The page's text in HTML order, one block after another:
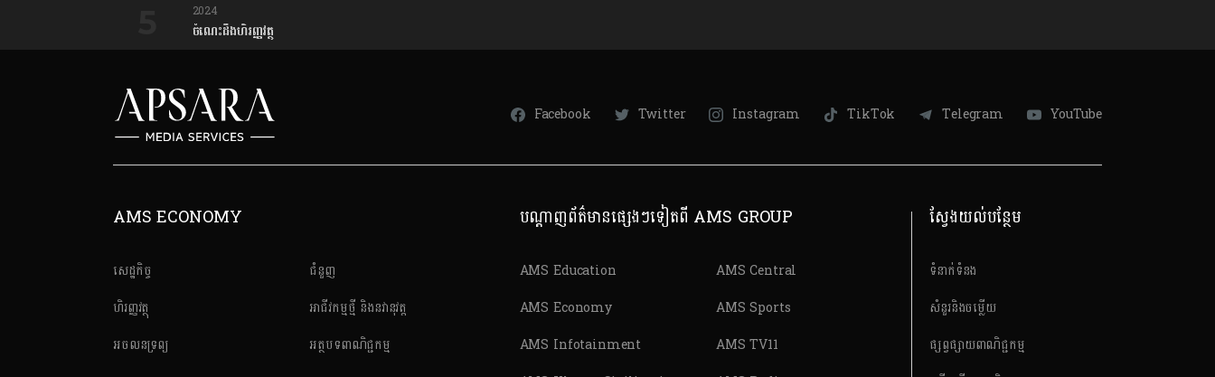
2024
ចំណេះដឹងហិរញ្ញវត្ថុ
Facebook Twitter Instagram TikTok Telegram YouTube
AMS ECONOMY
សេដ្ឋកិច្ច
ហិរញ្ញវត្ថុ
អចលនទ្រព្យ
ជំនួញ
អាជីវកម្មថ្មី និងនវានុវត្ត
អត្ថបទពាណិជ្ជកម្ម
បណ្តាញព័ត៌មានផ្សេងៗទៀតពី AMS GROUP
AMS Education
AMS Economy
AMS Infotainment
AMS Central
AMS Sports
AMS TV11
ស្វែងយល់បន្ថែម
ទំនាក់ទំនង
សំនួរនិងចម្លើយ
ផ្សព្វផ្សាយពាណិជ្ជកម្ម